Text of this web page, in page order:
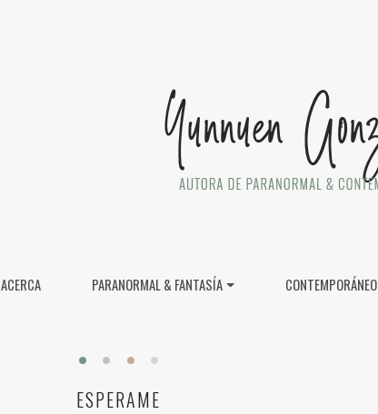
ACERCA PARANORMAL & FANTASÍA CONTEMPORÁNEO
ESPERAME